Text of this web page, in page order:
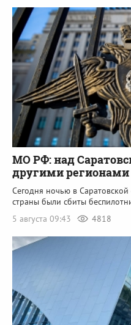
МО РФ: над
другими
Сегодня ночью в
страны были сбиты
5 августа 09:43
4818